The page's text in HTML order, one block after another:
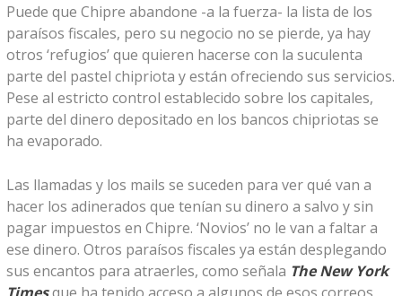
Puede que Chipre abandone -a la fuerza- la lista de los
paraísos fiscales, pero su negocio no se pierde, ya hay
otros ‘refugios’ que quieren hacerse con la suculenta
parte del pastel chipriota y están ofreciendo sus servicios.
Pese al estricto control establecido sobre los capitales,
parte del dinero depositado en los bancos chipriotas se
ha evaporado.
Las llamadas y los mails se suceden para ver qué van a
hacer los adinerados que tenían su dinero a salvo y sin
pagar impuestos en Chipre. ‘Novios’ no le van a faltar a
ese dinero. Otros paraísos fiscales ya están desplegando
sus encantos para atraerles, como señala The New York